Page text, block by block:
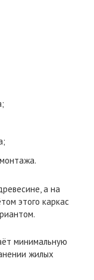
а на
этого каркас
минимальную
жилых